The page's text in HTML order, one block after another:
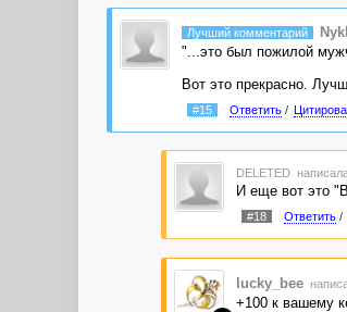
Лучший комментарий
"...это был пожилой
Вот это прекрасно.
#15 Ответить/
DELETED
И еще вот это
#18 Ответить/
lucky_bee
+100 к вашему